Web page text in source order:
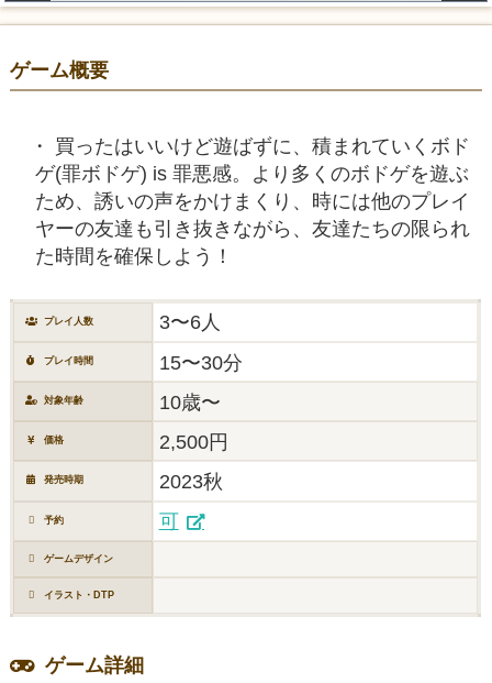
ゲーム概要
買ったはいいけど遊ばずに、積まれていくボド
ゲ(罪ボドゲ) is 罪悪感。より多くのボドゲを遊ぶ
ため、誘いの声をかけまくり、時には他のプレイ
ヤーの友達も引き抜きながら、友達たちの限られ
た時間を確保しよう！
プレイ人数 3〜6人
プレイ時間 15〜30分
対象年齢 10歳〜
価格 2,500円
発売時期 2023秋
予約 可
ゲームデザイン
イラスト・DTP
ゲーム詳細